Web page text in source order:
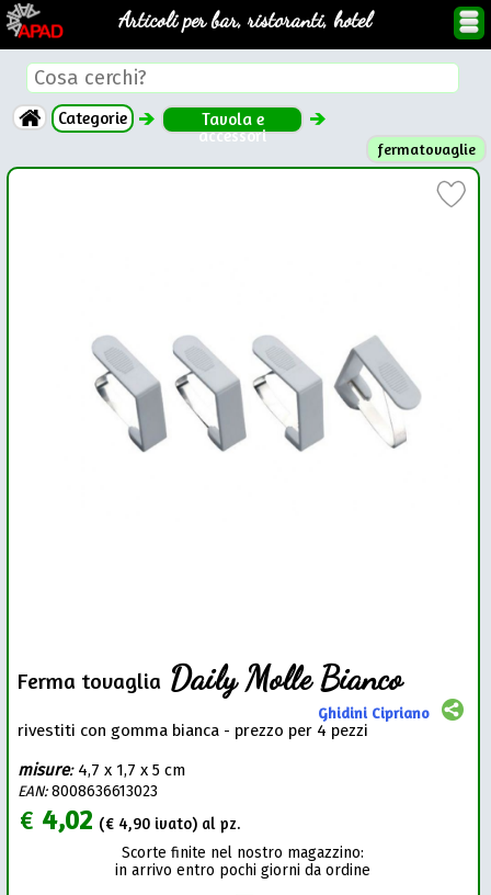
Articoli per bar, ristoranti, hotel
Categorie Tavola e
accessori
fermatovaglie
Ferma tovaglia Daily Molle Bianco
Ghidini Cipriano
rivestiti con gomma bianca - prezzo per 4 pezzi
misure: 4,7 x 1,7 x 5 cm
EAN:8008636613023
€ 4,02 (€ 4,90 ivato) al pz.
Scorte finite nel nostro magazzino:
in arrivo entro pochi giorni da ordine